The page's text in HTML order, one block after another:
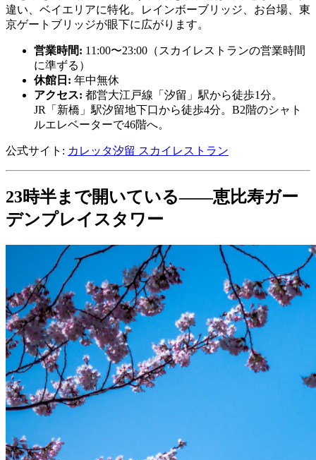
違い、ベイエリアに特化。レインボーブリッジ、お台場、東
京ゲートブリッジが眼下に広がります。
営業時間: 11:00〜23:00（スカイレストランの営業時間
に準ずる）
休館日: 年中無休
アクセス: 都営大江戸線「汐留」駅から徒歩1分。
JR「新橋」駅汐留地下口から徒歩4分。B2階のシャト
ルエレベーターで46階へ。
公式サイト: カレッタ汐留 スカイレストラン
23時半まで開いている——恵比寿ガー
デンプレイスタワー